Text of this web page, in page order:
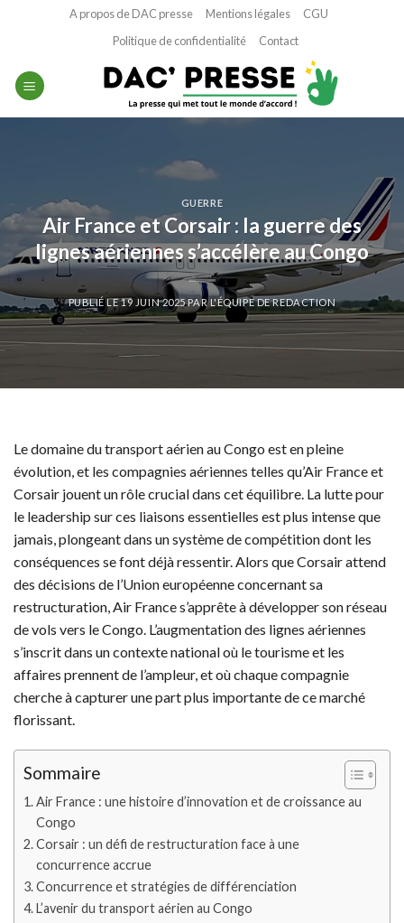
A propos de DAC presse Mentions légales
CGU
Politique de confidentialité
Contact
GUERRE
Air France et Corsair : la guerre des
lignes aériennes s’accélère au Congo
PUBLIÉ LE19 JUIN 2025PARL'ÉQUIPE DE REDACTION
Le domaine du transport aérien au Congo est en pleine
évolution, et les compagnies aériennes telles qu’Air France et
Corsair jouent un rôle crucial dans cet équilibre. La lutte pour
le leadership sur ces liaisons essentielles est plus intense que
jamais, plongeant dans un système de compétition dont les
conséquences se font déjà ressentir. Alors que Corsair attend
des décisions de l’Union européenne concernant sa
restructuration, Air France s’apprête à développer son réseau
de vols vers le Congo. L’augmentation des lignes aériennes
s’inscrit dans un contexte national où le tourisme et les
affaires prennent de l’ampleur, et où chaque compagnie
cherche à capturer une part plus importante de ce marché
florissant.
Sommaire
Air France : une histoire d’innovation et de croissance au
Congo
Corsair : un défi de restructuration face à une
concurrence accrue
Concurrence et stratégies de différenciation
L’avenir du transport aérien au Congo